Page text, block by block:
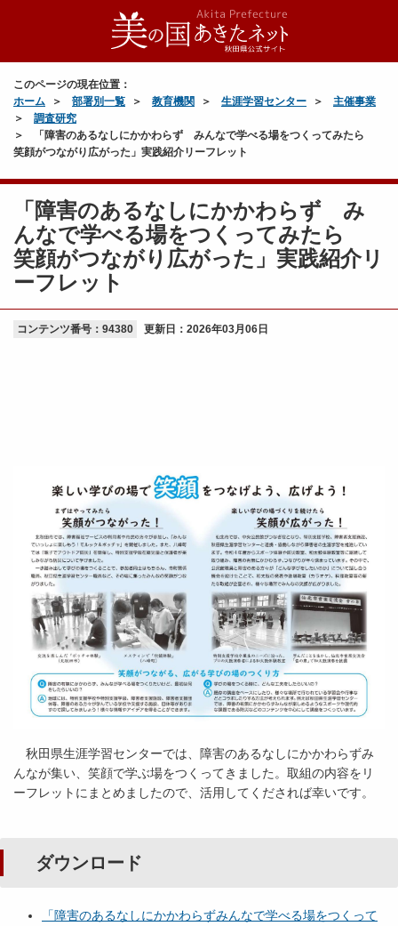
このページの現在位置：
ホーム
部署別一覧 教育機関 生涯学習センター
主催事業
調査研究
「障害のあるなしにかかわらず みんなで学べる場をつくってみたら
笑顔がつながり広がった」実践紹介リーフレット
「障害のあるなしにかかわらず み
んなで学べる場をつくってみたら
笑顔がつながり広がった」実践紹介リ
ーフレット
コンテンツ番号：94380 更新日： 2026年03月06日
秋田県生涯学習センターでは、障害のあるなしにかかわらずみ
んなが集い、笑顔で学ぶ場をつくってきました。取組の内容をリ
ーフレットにまとめましたので、活用してくだされば幸いです。
ダウンロード
「障害のあるなしにかかわらずみんなで学べる場をつくって